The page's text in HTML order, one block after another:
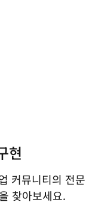
현
커뮤니티의 전문
찾아보세요.